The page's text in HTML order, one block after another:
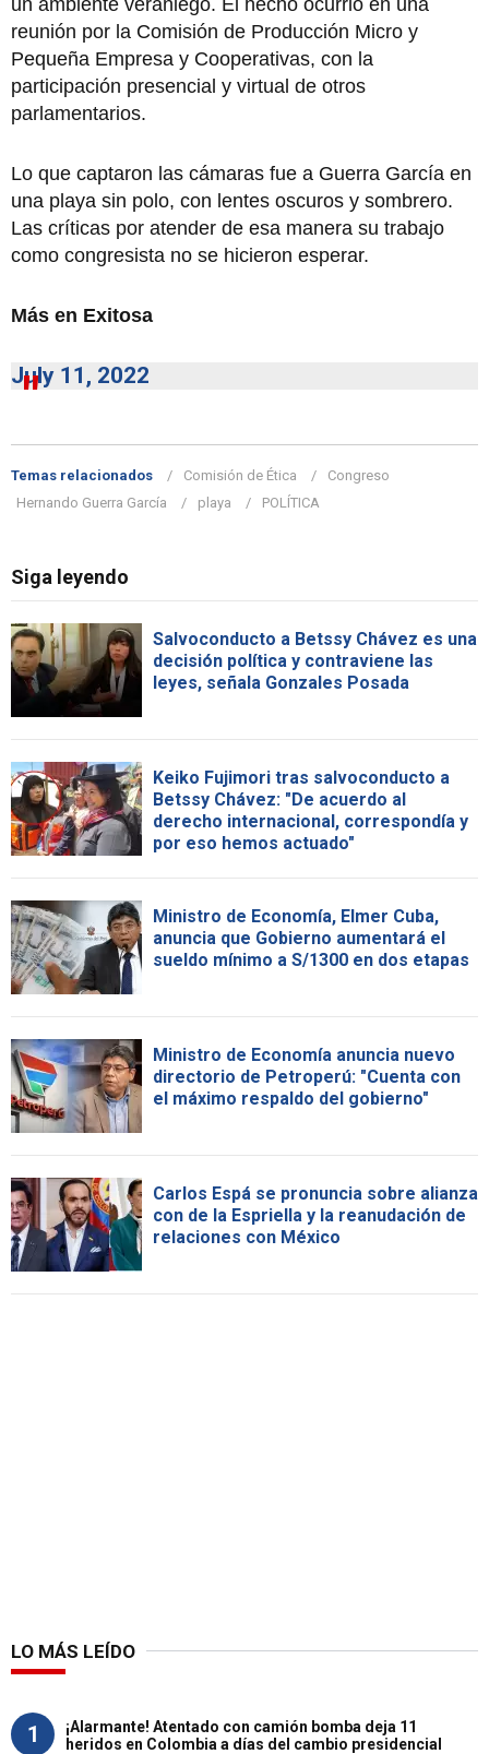
reunión por la Comisión de Producción Micro y
Pequeña Empresa y Cooperativas, con la
participación presencial y virtual de otros
parlamentarios.
Lo que captaron las cámaras fue a Guerra García en
una playa sin polo, con lentes oscuros y sombrero.
Las críticas por atender de esa manera su trabajo
como congresista no se hicieron esperar.
Más en Exitosa
July 11, 2022
Temas relacionados Comisión de Ética
Congreso
Hernando Guerra García
playa POLÍTICA
Siga leyendo
Salvoconducto a Betssy Chávez es una
decisión política y contraviene las
leyes, señala Gonzales Posada
Keiko Fujimori tras salvoconducto a
Betssy Chávez: "De acuerdo al
derecho internacional, correspondía y
por eso hemos actuado"
Ministro de Economía, Elmer Cuba,
anuncia que Gobierno aumentará el
sueldo mínimo a S/1300 en dos etapas
Ministro de Economía anuncia nuevo
directorio de Petroperú: "Cuenta con
el máximo respaldo del gobierno"
Carlos Espá se pronuncia sobre alianza
con de la Espriella y la reanudación de
relaciones con México
LO MÁS LEÍDO
1
¡Alarmante! Atentado con camión bomba deja 11
heridos en Colombia a días del cambio presidencial